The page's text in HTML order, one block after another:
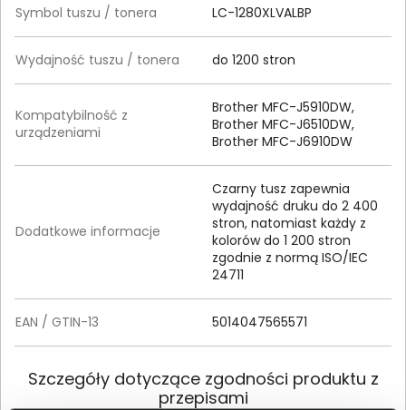
Symbol tuszu / tonera LC-1280XLVALBP
Wydajność tuszu / tonera do 1200 stron
Kompatybilność z
urządzeniami
Brother MFC-J5910DW,
Brother MFC-J6510DW,
Brother MFC-J6910DW
Dodatkowe informacje
Czarny tusz zapewnia
wydajność druku do 2 400
stron, natomiast każdy z
kolorów do 1 200 stron
zgodnie z normą ISO/IEC
24711
EAN / GTIN-13 5014047565571
Szczegóły dotyczące zgodności produktu z
przepisami